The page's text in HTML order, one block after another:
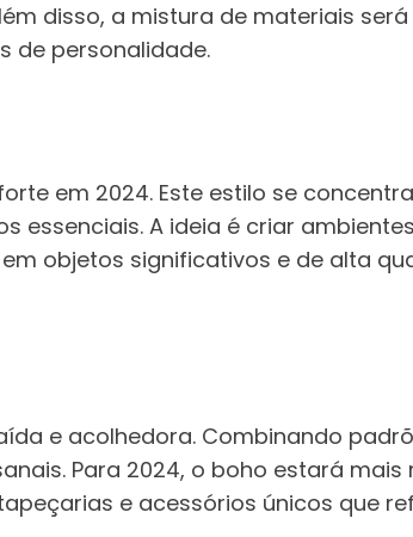
disso, a mistura de materiais
de personalidade.
em 2024. Este estilo se
essenciais. A ideia é criar
objetos significativos e de alta
e acolhedora. Combinando
Para 2024, o boho estará
e acessórios únicos que